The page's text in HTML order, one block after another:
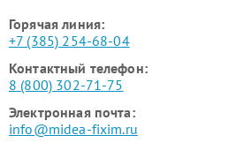
Горячая линия:
+7 (385) 254-68-04
Контактный телефон:
8 (800) 302-71-75
Электронная почта:
info@midea-fixim.ru